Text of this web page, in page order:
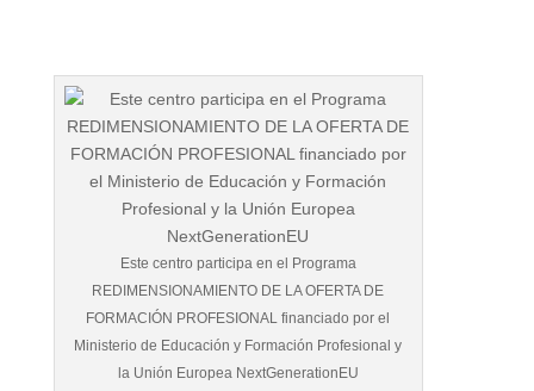
Este centro participa en el Programa
REDIMENSIONAMIENTO DE LA OFERTA DE
FORMACIÓN PROFESIONAL financiado por el
Ministerio de Educación y Formación Profesional y
la Unión Europea NextGenerationEU